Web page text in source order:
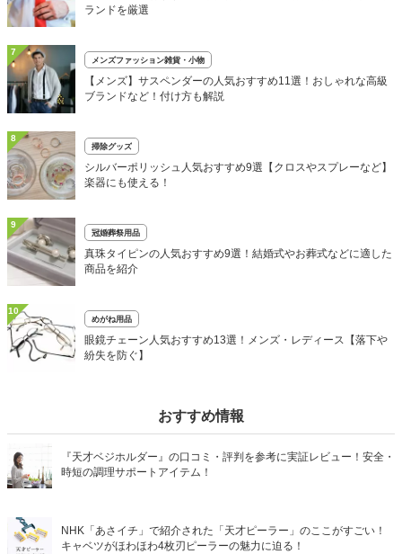
ランドを厳選
7
メンズファッション雑貨・小物
【メンズ】サスペンダーの人気おすすめ11選！おしゃれな高級
ブランドなど！付け方も解説
8
掃除グッズ
シルバーポリッシュ人気おすすめ9選【クロスやスプレーなど】
楽器にも使える！
9
冠婚葬祭用品
真珠タイピンの人気おすすめ9選！結婚式やお葬式などに適した
商品を紹介
10
めがね用品
眼鏡チェーン人気おすすめ13選！メンズ・レディース【落下や
紛失を防ぐ】
おすすめ情報
『天才ベジホルダー』の口コミ・評判を参考に実証レビュー！安全・
時短の調理サポートアイテム！
NHK「あさイチ」で紹介された「天才ピーラー」のここがすごい！
キャベツがほわほわ4枚刃ピーラーの魅力に迫る！